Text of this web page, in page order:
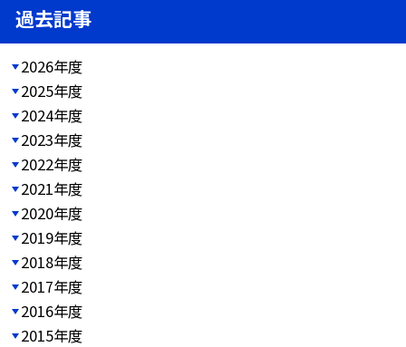
過去記事
2026年度
2025年度
2024年度
2023年度
2022年度
2021年度
2020年度
2019年度
2018年度
2017年度
2016年度
2015年度